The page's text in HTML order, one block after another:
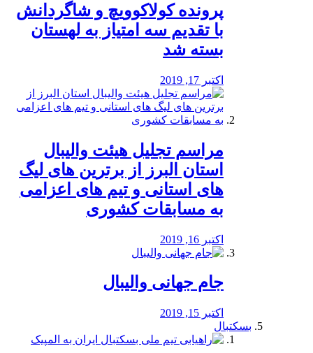
پرونده کولاکوویچ و شاگردانش
با تقدیم سه امتیاز به لهستان
بسته شد
اکتبر 17, 2019
مراسم تجلیل هیئت والیبال
استان البرز از برترین های لیگ
های استانی و تیم های اعزامی
به مسابقات کشوری
اکتبر 16, 2019
جام جهانی والیبال
اکتبر 15, 2019
بسکتبال